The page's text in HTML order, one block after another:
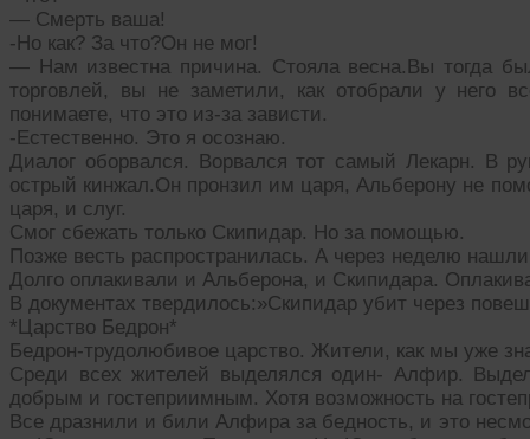
— Смерть ваша!
-Но как? За что?Он не мог!
— Нам известна причина. Стояла весна.Вы тогда
торговлей, вы не заметили, как отобрали у него
понимаете, что это из-за зависти.
-Естественно. Это я осознаю.
Диалог оборвался. Ворвался тот самый Лекарн. В
острый кинжал.Он пронзил им царя, Альберону не
царя, и слуг.
Смог сбежать только Скипидар. Но за помощью.
Позже весть распространилась. А через неделю
Долго оплакивали и Альберона, и Скипидара.
В документах твердилось:»Скипидар убит через
*Царство Бедрон*
Бедрон-трудолюбивое царство. Жители, как мы уже
Среди всех жителей выделялся один- Алфир.
добрым и гостеприимным. Хотя возможность на
Все дразнили и били Алфира за бедность, и это